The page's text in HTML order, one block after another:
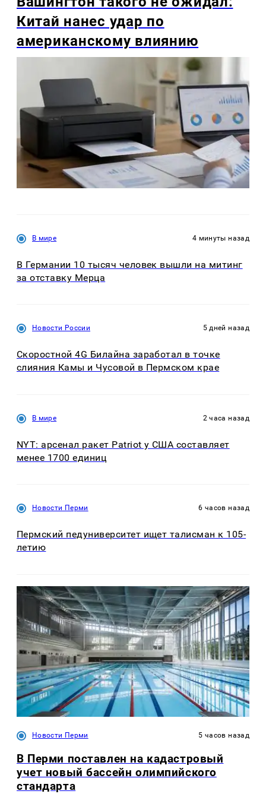
Китай нанес удар по
американскому влиянию
В мире 4 минуты назад
В Германии 10 тысяч человек вышли на митинг
за отставку Мерца
Новости России 5 дней назад
Скоростной 4G Билайна заработал в точке
слияния Камы и Чусовой в Пермском крае
В мире 2 часа назад
NYT: арсенал ракет Patriot у США составляет
менее 1700 единиц
Новости Перми 6 часов назад
Пермский педуниверситет ищет талисман к 105-
летию
Новости Перми 5 часов назад
В Перми поставлен на кадастровый
учет новый бассейн олимпийского
стандарта